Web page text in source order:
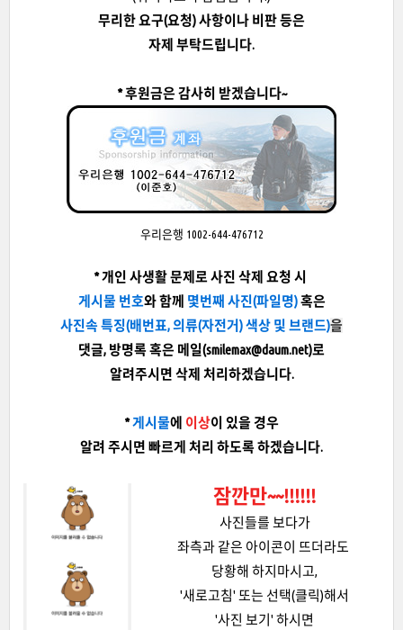
무리한 요구(요청) 사항이나 비판 등은
자제 부탁드립니다.
* 후원금은 감사히 받겠습니다~
우리은행 1002-644-476712
* 개인 사생활 문제로 사진 삭제 요청 시
게시물 번호와 함께 몇번째 사진(파일명)혹은
사진속 특징(배번표, 의류(자전거) 색상 및 브랜드)을
댓글, 방명록 혹은 메일(smilemax@daum.net)로
알려주시면 삭제 처리하겠습니다.
*게시물에 이상이 있을 경우
알려 주시면 빠르게 처리 하도록 하겠습니다.
잠깐만~~!!!!!!
사진들를 보다가
좌측과 같은 아이콘이 뜨더라도
당황해 하지마시고,
'새로고침' 또는 선택(클릭)해서
'사진 보기' 하시면